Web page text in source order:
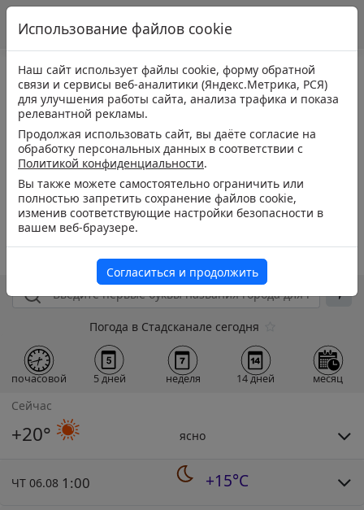
Погода в Стадсканале сегодня
почасовой 5 дней неделя 14 дней месяц
Сейчас
+20° ясно
ЧТ 06.08 1:00 +15°C
Использование файлов cookie
Наш сайт использует файлы cookie, форму обратной
связи и сервисы веб-аналитики (Яндекс.Метрика, РСЯ)
для улучшения работы сайта, анализа трафика и показа
релевантной рекламы.
Продолжая использовать сайт, вы даёте согласие на
обработку персональных данных в соответствии с
Политикой конфиденциальности.
Вы также можете самостоятельно ограничить или
полностью запретить сохранение файлов cookie,
изменив соответствующие настройки безопасности в
вашем веб-браузере.
Согласиться и продолжить